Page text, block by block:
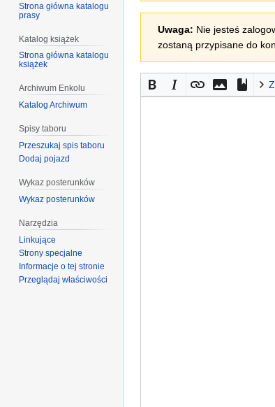
Uwaga: Nie jesteś
zostaną przypisane do
Strona główna katalogu
prasy
Katalog książek
Strona główna katalogu
książek
Archiwum Enkolu
Katalog Archiwum
Spisy taboru
Przeszukaj spis taboru
Dodaj pojazd
Wykaz posterunków
Wykaz posterunków
Narzędzia
Linkujące
Strony specjalne
Informacje o tej stronie
Przeglądaj właściwości